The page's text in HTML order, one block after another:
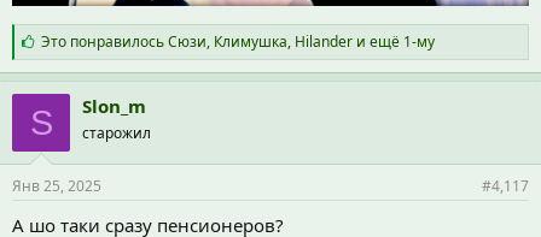
С
и
м
п
а
т
и
:
Это понравилосьСюзи, Климушка, Hilanderи ещё 1-му
S Slon_m
старожил
Янв 25, 2025 #4,117
А шо таки сразу пенсионеров?